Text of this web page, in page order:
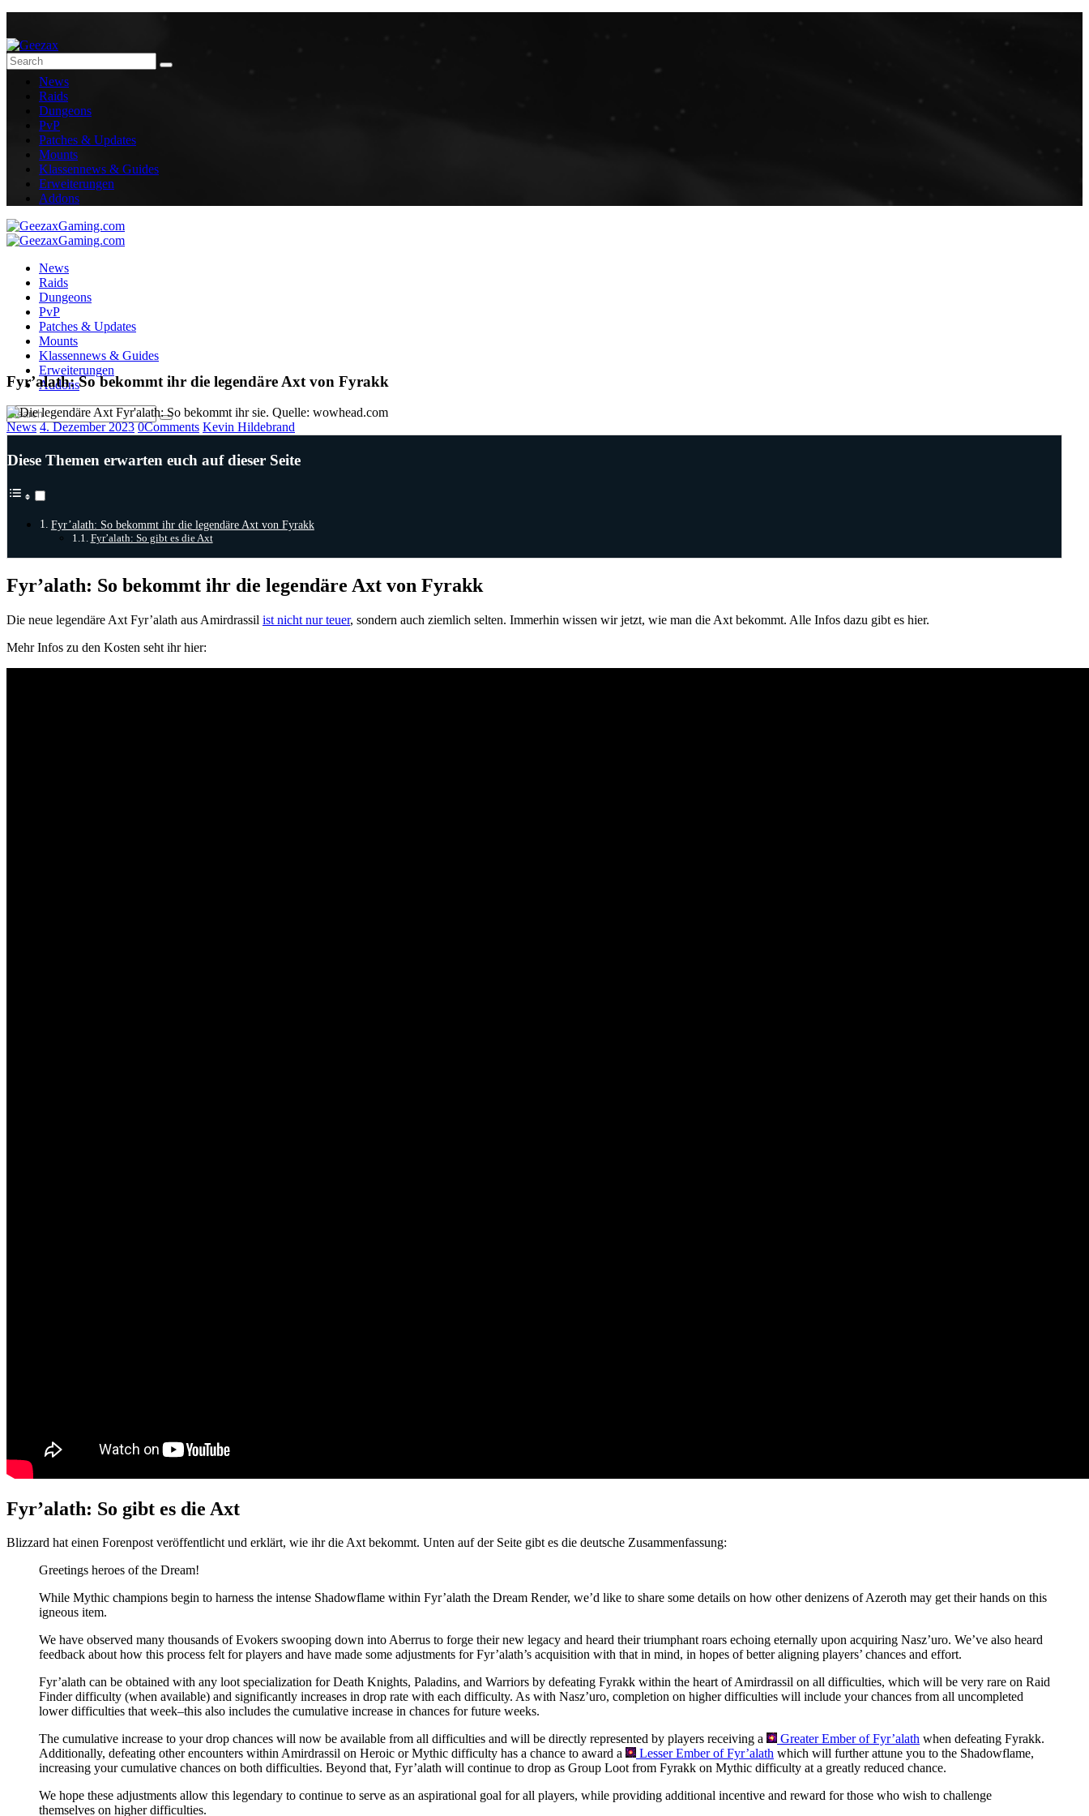
News
Raids
Dungeons
PvP
Patches & Updates
Mounts
Klassennews & Guides
Erweiterungen
Addons
News
Raids
Dungeons
PvP
Patches & Updates
Mounts
Klassennews & Guides
Erweiterungen
Addons
Fyr’alath: So bekommt ihr die legendäre Axt von Fyrakk
News 4. Dezember 2023 0Comments Kevin Hildebrand
Diese Themen erwarten euch auf dieser Seite
Fyr’alath: So bekommt ihr die legendäre Axt von Fyrakk
Fyr’alath: So gibt es die Axt
Fyr’alath: So bekommt ihr die legendäre Axt von Fyrakk
Die neue legendäre Axt Fyr’alath aus Amirdrassil ist nicht nur teuer, sondern auch ziemlich selten. Immerhin wissen wir jetzt, wie man die Axt bekommt. Alle Infos dazu gibt es hier.
Mehr Infos zu den Kosten seht ihr hier:
Fyr’alath: So gibt es die Axt
Blizzard hat einen Forenpost veröffentlicht und erklärt, wie ihr die Axt bekommt. Unten auf der Seite gibt es die deutsche Zusammenfassung:
Greetings heroes of the Dream!
While Mythic champions begin to harness the intense Shadowflame within Fyr’alath the Dream Render, we’d like to share some details on how other denizens of Azeroth may get their hands on this
igneous item.
We have observed many thousands of Evokers swooping down into Aberrus to forge their new legacy and heard their triumphant roars echoing eternally upon acquiring Nasz’uro. We’ve also heard
feedback about how this process felt for players and have made some adjustments for Fyr’alath’s acquisition with that in mind, in hopes of better aligning players’ chances and effort.
Fyr’alath can be obtained with any loot specialization for Death Knights, Paladins, and Warriors by defeating Fyrakk within the heart of Amirdrassil on all difficulties, which will be very rare on Raid
Finder difficulty (when available) and significantly increases in drop rate with each difficulty. As with Nasz’uro, completion on higher difficulties will include your chances from all uncompleted
lower difficulties that week–this also includes the cumulative increase in chances for future weeks.
The cumulative increase to your drop chances will now be available from all difficulties and will be directly represented by players receiving a
Greater Ember of Fyr’alath when defeating Fyrakk.
Additionally, defeating other encounters within Amirdrassil on Heroic or Mythic difficulty has a chance to award a
Lesser Ember of Fyr’alath which will further attune you to the Shadowflame,
increasing your cumulative chances on both difficulties. Beyond that, Fyr’alath will continue to drop as Group Loot from Fyrakk on Mythic difficulty at a greatly reduced chance.
We hope these adjustments allow this legendary to continue to serve as an aspirational goal for all players, while providing additional incentive and reward for those who wish to challenge
themselves on higher difficulties.